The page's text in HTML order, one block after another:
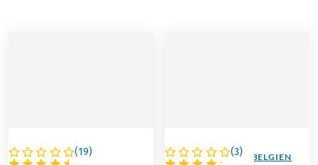
(19)
NIEDERLANDE (3)
NIEDERLANDE / BELGIEN